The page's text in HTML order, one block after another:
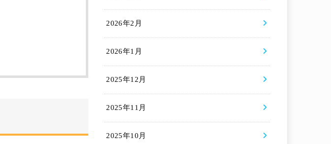
2026年2月
2026年1月
2025年12月
2025年11月
2025年10月